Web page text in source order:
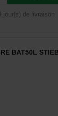
jour(s) de livraison
BAT50L